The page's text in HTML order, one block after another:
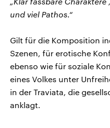
und viel Pathos.“
Gilt für die Komposition
Szenen, für erotische
ebenso wie für soziale
eines Volkes unter
in der Traviata, die
anklagt.